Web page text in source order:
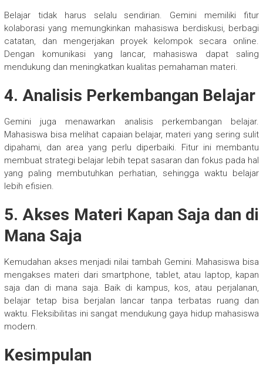
Belajar tidak harus selalu sendirian. Gemini memiliki fitur
kolaborasi yang memungkinkan mahasiswa berdiskusi, berbagi
catatan, dan mengerjakan proyek kelompok secara online.
Dengan komunikasi yang lancar, mahasiswa dapat saling
mendukung dan meningkatkan kualitas pemahaman materi.
4. Analisis Perkembangan Belajar
Gemini juga menawarkan analisis perkembangan belajar.
Mahasiswa bisa melihat capaian belajar, materi yang sering sulit
dipahami, dan area yang perlu diperbaiki. Fitur ini membantu
membuat strategi belajar lebih tepat sasaran dan fokus pada hal
yang paling membutuhkan perhatian, sehingga waktu belajar
lebih efisien.
5. Akses Materi Kapan Saja dan di
Mana Saja
Kemudahan akses menjadi nilai tambah Gemini. Mahasiswa bisa
mengakses materi dari smartphone, tablet, atau laptop, kapan
saja dan di mana saja. Baik di kampus, kos, atau perjalanan,
belajar tetap bisa berjalan lancar tanpa terbatas ruang dan
waktu. Fleksibilitas ini sangat mendukung gaya hidup mahasiswa
modern.
Kesimpulan